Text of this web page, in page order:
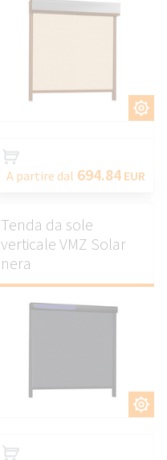
A partire dal 694.84 EUR
Tenda da sole
verticale VMZ Solar
nera